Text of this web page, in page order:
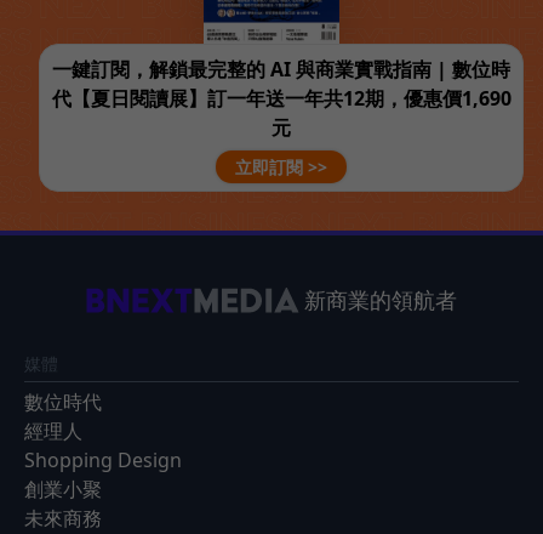
一鍵訂閱，解鎖最完整的 AI 與商業實戰指南 | 數位時
代【夏日閱讀展】訂一年送一年共12期，優惠價1,690
元
立即訂閱 >>
新商業的領航者
媒體
數位時代
經理人
Shopping Design
創業小聚
未來商務